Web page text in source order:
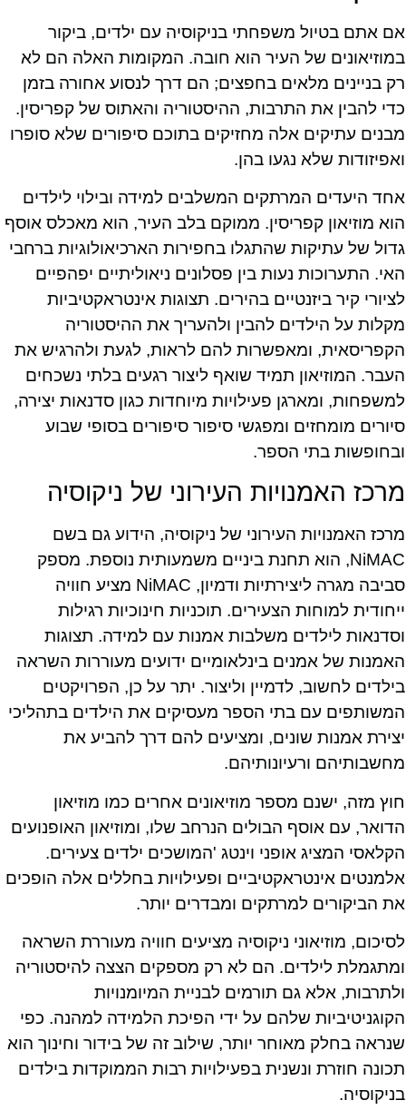
אם אתם בטיול משפחתי בניקוסיה עם ילדים, ביקור
במוזיאונים של העיר הוא חובה. המקומות האלה הם לא
רק בניינים מלאים בחפצים; הם דרך לנסוע אחורה בזמן
כדי להבין את התרבות, ההיסטוריה והאתוס של קפריסין.
מבנים עתיקים אלה מחזיקים בתוכם סיפורים שלא סופרו
ואפיזודות שלא נגעו בהן.
אחד היעדים המרתקים המשלבים למידה ובילוי לילדים
הוא מוזיאון קפריסין. ממוקם בלב העיר, הוא מאכלס אוסף
גדול של עתיקות שהתגלו בחפירות הארכיאולוגיות ברחבי
האי. התערוכות נעות בין פסלונים ניאוליתיים יפהפיים
לציורי קיר ביזנטיים בהירים. תצוגות אינטראקטיביות
מקלות על הילדים להבין ולהעריך את ההיסטוריה
הקפריסאית, ומאפשרות להם לראות, לגעת ולהרגיש את
העבר. המוזיאון תמיד שואף ליצור רגעים בלתי נשכחים
למשפחות, ומארגן פעילויות מיוחדות כגון סדנאות יצירה,
סיורים מומחזים ומפגשי סיפור סיפורים בסופי שבוע
ובחופשות בתי הספר.
מרכז האמנויות העירוני של ניקוסיה
מרכז האמנויות העירוני של ניקוסיה, הידוע גם בשם
NiMAC, הוא תחנת ביניים משמעותית נוספת. מספק
סביבה מגרה ליצירתיות ודמיון, NiMAC מציע חוויה
ייחודית למוחות הצעירים. תוכניות חינוכיות רגילות
וסדנאות לילדים משלבות אמנות עם למידה. תצוגות
האמנות של אמנים בינלאומיים ידועים מעוררות השראה
בילדים לחשוב, לדמיין וליצור. יתר על כן, הפרויקטים
המשותפים עם בתי הספר מעסיקים את הילדים בתהליכי
יצירת אמנות שונים, ומציעים להם דרך להביע את
מחשבותיהם ורעיונותיהם.
חוץ מזה, ישנם מספר מוזיאונים אחרים כמו מוזיאון
הדואר, עם אוסף הבולים הנרחב שלו, ומוזיאון האופנועים
הקלאסי המציג אופני וינטג 'המושכים ילדים צעירים.
אלמנטים אינטראקטיביים ופעילויות בחללים אלה הופכים
את הביקורים למרתקים ומבדרים יותר.
לסיכום, מוזיאוני ניקוסיה מציעים חוויה מעוררת השראה
ומתגמלת לילדים. הם לא רק מספקים הצצה להיסטוריה
ולתרבות, אלא גם תורמים לבניית המיומנויות
הקוגניטיביות שלהם על ידי הפיכת הלמידה למהנה. כפי
שנראה בחלק מאוחר יותר, שילוב זה של בידור וחינוך הוא
תכונה חוזרת ונשנית בפעילויות רבות הממוקדות בילדים
בניקוסיה.